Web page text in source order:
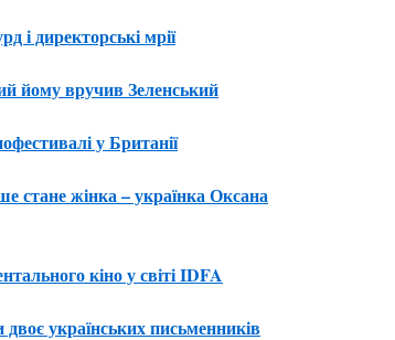
і директорські мрії
йому вручив Зеленський
у Британії
стане жінка – українка Оксана
кіно у світі IDFA
двоє українських письменників